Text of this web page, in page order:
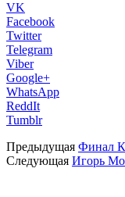
VK
Facebook
Twitter
Telegram
Viber
Google+
WhatsApp
ReddIt
Tumblr
Предыдущая Финал
Следующая Игорь